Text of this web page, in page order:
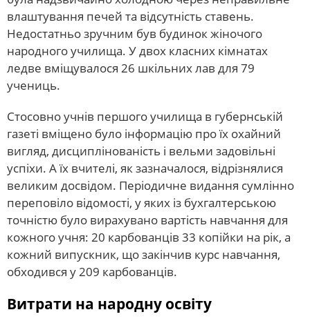
влаштування печей та відсутність ставень.
Недостатньо зручним був будинок жіночого
народного училища. У двох класних кімнатах
ледве вміщувалося 26 шкільних лав для 79
учениць.
Стосовно учнів першого училища в губернській
газеті вміщено було інформацію про їх охайний
вигляд, дисциплінованість і вельми задовільні
успіхи. А їх вчителі, як зазначалося, відрізнялися
великим досвідом. Періодичне видання сумлінно
переповіло відомості, у яких із бухгалтерською
точністю було вирахувано вартість навчання для
кожного учня: 20 карбованців 33 копійки на рік, а
кожний випускник, що закінчив курс навчання,
обходився у 209 карбованців.
Витрати на народну освіту